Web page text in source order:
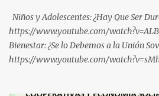
Niños y Adolescentes: ¿Hay Que Ser
https://www.youtube.com/
Bienestar: ¿Se lo Debemos a la Unión
https://www.youtube.com/